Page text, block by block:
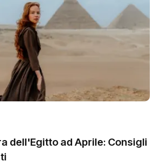
dell'Egitto ad Aprile: Consigli